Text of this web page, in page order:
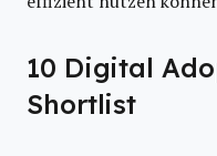
10 Digital
Shortlist